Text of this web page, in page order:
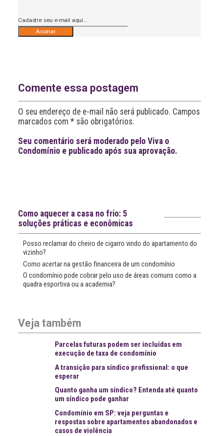
n
a
t
i
v
:
Comente essa postagem
O seu endereço de e-mail não será publicado. Campos
marcados com * são obrigatórios.
Seu comentário será moderado pelo Viva o
Condomínio e publicado após sua aprovação.
Notícias recentes
Como aquecer a casa no frio: 5
soluções práticas e econômicas
Posso reclamar do cheiro de cigarro vindo do apartamento do
vizinho?
Como acertar na gestão financeira de um condomínio
O condomínio pode cobrar pelo uso de áreas comuns como a
quadra esportiva ou a academia?
Veja também
Parcelas futuras podem ser incluídas em
execução de taxa de condomínio
A transição para síndico profissional: o que
esperar
Quanto ganha um síndico? Entenda até quanto
um síndico pode ganhar
Condomínio em SP: veja perguntas e
respostas sobre apartamentos abandonados e
casos de violência